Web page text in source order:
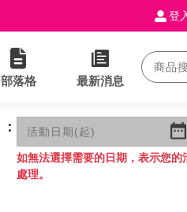
登
部落格 最新消息
：
如無法選擇需要的日期，表示您
處理。